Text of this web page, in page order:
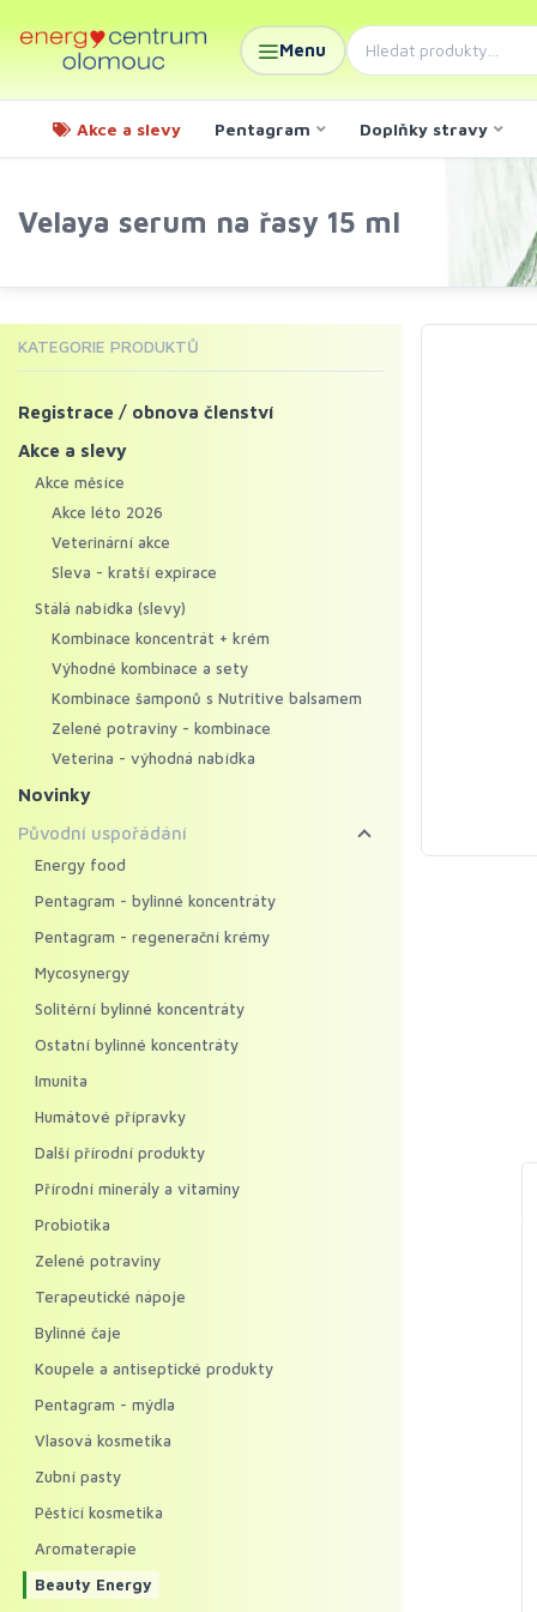
Menu
Akce a slevy Pentagram Doplňky stravy
Velaya serum na řasy 15 ml
KATEGORIE PRODUKTŮ
Registrace / obnova členství
Akce a slevy
Akce měsíce
Akce léto 2026
Veterinární akce
Sleva - kratší expirace
Stálá nabídka (slevy)
Kombinace koncentrát + krém
Výhodné kombinace a sety
Kombinace šamponů s Nutritive balsamem
Zelené potraviny - kombinace
Veterina - výhodná nabídka
Novinky
Původní uspořádání
Energy food
Pentagram - bylinné koncentráty
Pentagram - regenerační krémy
Mycosynergy
Solitérní bylinné koncentráty
Ostatní bylinné koncentráty
Imunita
Humátové přípravky
Další přírodní produkty
Přírodní minerály a vitaminy
Probiotika
Zelené potraviny
Terapeutické nápoje
Bylinné čaje
Koupele a antiseptické produkty
Pentagram - mýdla
Vlasová kosmetika
Zubní pasty
Pěstící kosmetika
Aromaterapie
Beauty Energy